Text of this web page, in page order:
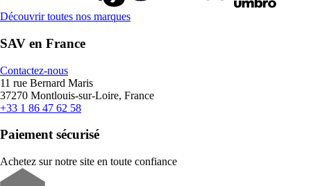
Découvrir toutes nos marques
SAV en France
Contactez-nous
11 rue Bernard Maris
37270 Montlouis-sur-Loire, France
+33 1 86 47 62 58
Paiement sécurisé
Achetez sur notre site en toute confiance